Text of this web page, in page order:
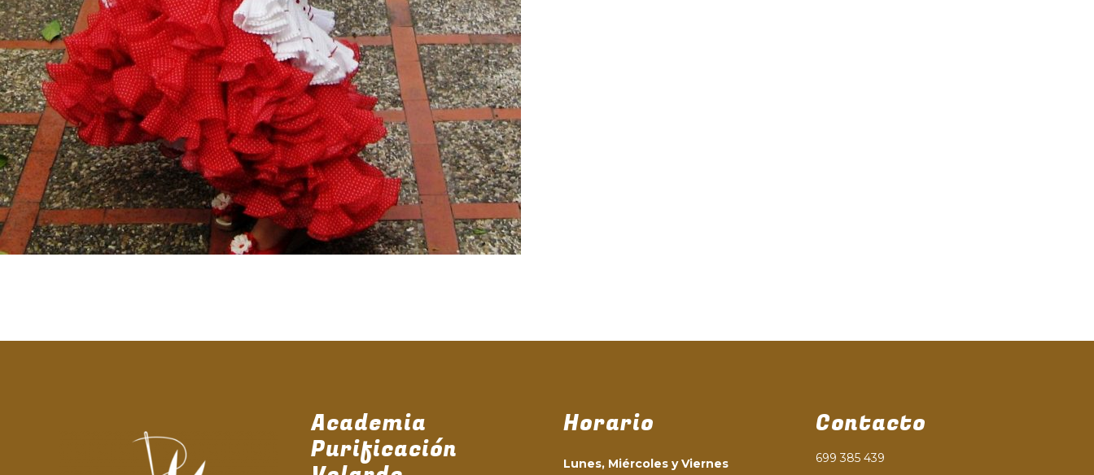
Academia
Purificación
Horario
Lunes, Miércoles y Viernes
Contacto
699 385 439